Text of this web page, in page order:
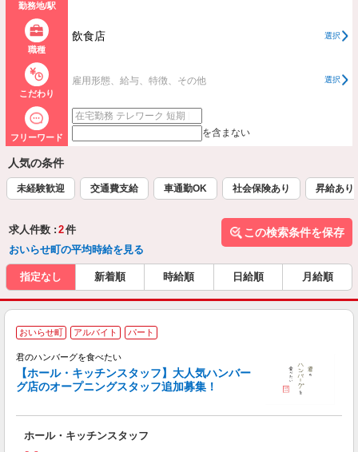
勤務地/駅
職種
飲食店 選択
こだわり
雇用形態、給与、特徴、その他 選択
フリーワード を含まない
人気の条件
未経験歓迎 交通費支給 車通勤OK 社会保険あり 昇給あり
求人件数 : 2件
おいらせ町の平均時給を見る
この検索条件を保存
指定なし 新着順 時給順 日給順 月給順
おいらせ町 アルバイト パート
君のハンバーグを食べたい
【ホール・キッチンスタッフ】大人気ハンバー
グ店のオープニングスタッフ追加募集！
ホール・キッチンスタッフ